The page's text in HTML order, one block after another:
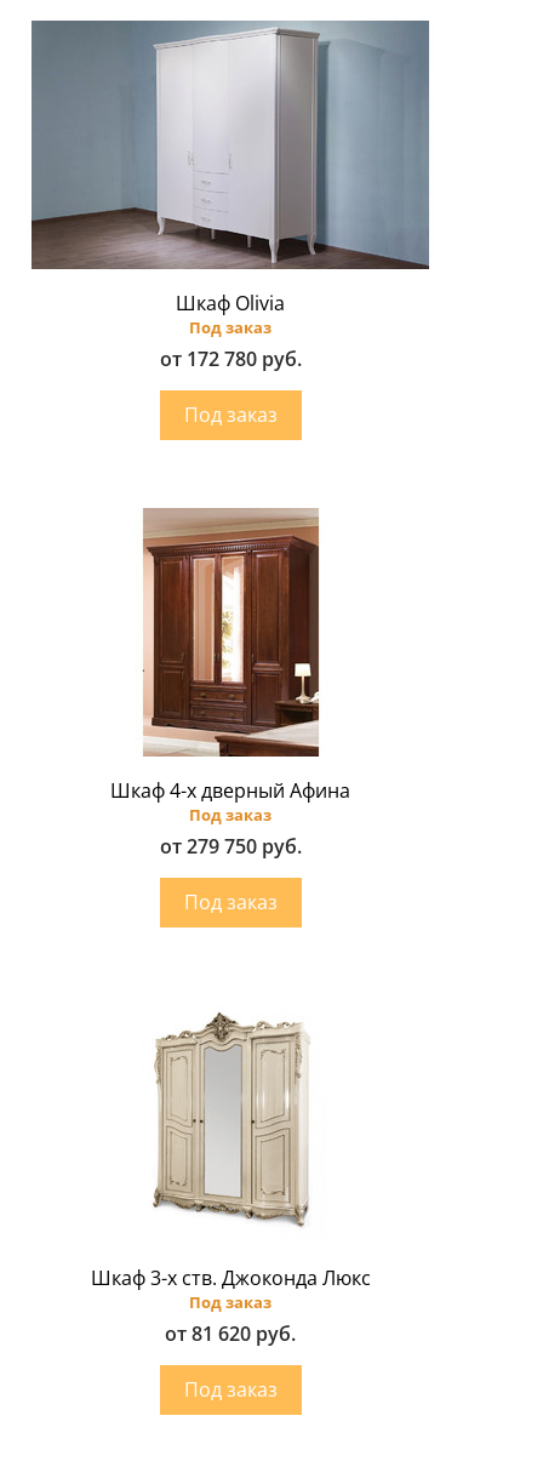
Шкаф Olivia
Под заказ
от 172 780 руб.
Шкаф 4-х дверный Афина
Под заказ
от 279 750 руб.
Шкаф 3-х ств. Джоконда Люкс
Под заказ
от 81 620 руб.